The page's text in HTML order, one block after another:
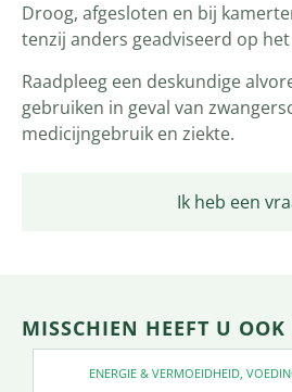
Ik heb een
Droog, afgesloten en bij
tenzij anders geadviseerd op
Raadpleeg een deskundige
gebruiken in geval van
medicijngebruik en ziekte.
MISSCHIEN HEEFT U OOK
ENERGIE & VERMOEIDHEID